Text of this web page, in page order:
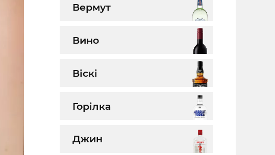
Вермут
Вино
Віскі
Горілка
Джин